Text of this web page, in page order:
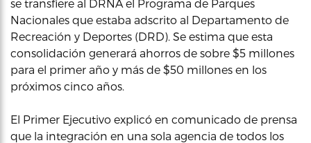
se transfiere al DRNA el Programa de Parques
Nacionales que estaba adscrito al Departamento de
Recreación y Deportes (DRD). Se estima que esta
consolidación generará ahorros de sobre $5 millones
para el primer año y más de $50 millones en los
próximos cinco años.
El Primer Ejecutivo explicó en comunicado de prensa
que la integración en una sola agencia de todos los